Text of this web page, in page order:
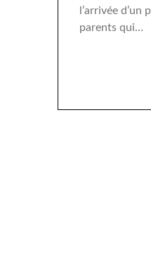
l’arrivée
parents qui…